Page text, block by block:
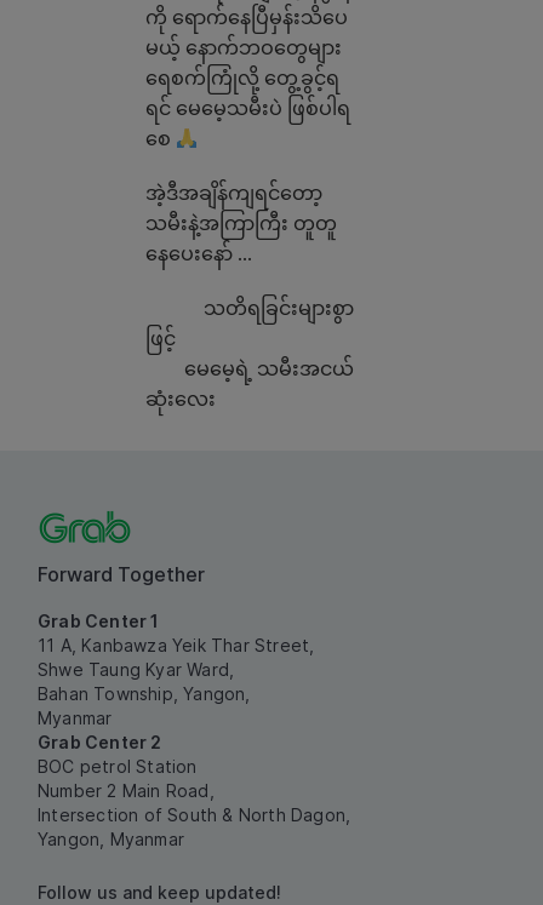
ကို ရောက်နေပြီမှန်းသိပေ
မယ့် နောက်ဘဝတွေများ
ရေစက်ကြုံလို့ တွေ့ခွင့်ရ
ရင် မေမေ့သမီးပဲ ဖြစ်ပါရ
စေ
အဲ့ဒီအချိန်ကျရင်တော့
သမီးနဲ့အကြာကြီး တူတူ
နေပေးနော် …
သတိရခြင်းများစွာ
ဖြင့်
မေမေ့ရဲ့ သမီးအငယ်
ဆုံးလေး
Forward Together
Grab Center 1
11 A, Kanbawza Yeik Thar Street,
Shwe Taung Kyar Ward,
Bahan Township, Yangon,
Myanmar
Grab Center 2
BOC petrol Station
Number 2 Main Road,
Intersection of South & North Dagon,
Yangon, Myanmar
Follow us and keep updated!